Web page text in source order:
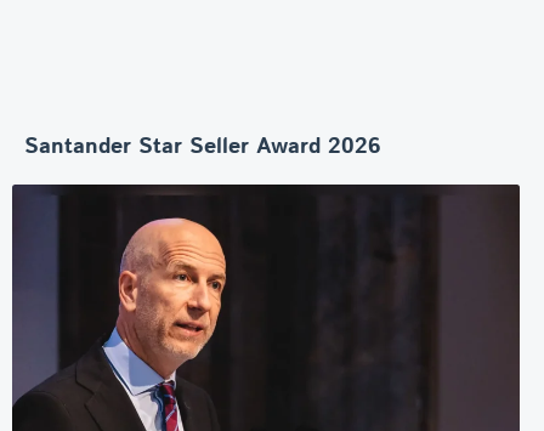
Santander Star Seller Award 2026